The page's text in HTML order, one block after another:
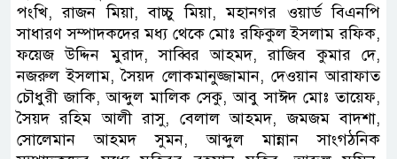
পংখি, রাজন মিয়া, বাচ্চু মিয়া, মহানগর ওয়ার্ড বিএনপি
সাধারণ সম্পাদকদের মধ্য থেকে মোঃ রফিকুল ইসলাম রফিক,
ফয়েজ উদ্দিন মুরাদ, সাব্বির আহমদ, রাজিব কুমার দে,
নজরুল ইসলাম, সৈয়দ লোকমানুজ্জামান, দেওয়ান আরাফাত
চৌধুরী জাকি, আব্দুল মালিক সেকু, আবু সাঈদ মোঃ তায়েফ,
সৈয়দ রহিম আলী রাসু, বেলাল আহমদ, জমজম বাদশা,
সোলেমান আহমদ সুমন, আব্দুল মান্নান সাংগঠনিক